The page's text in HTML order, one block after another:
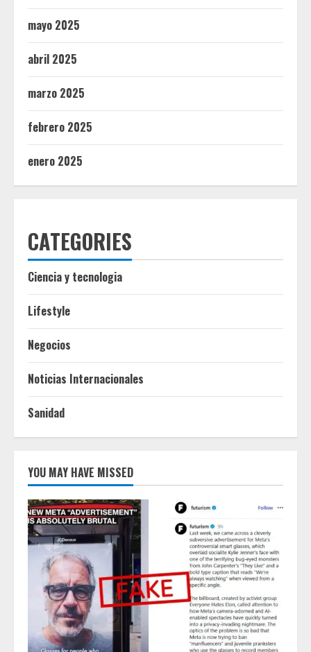
mayo 2025
abril 2025
marzo 2025
febrero 2025
enero 2025
CATEGORIES
Ciencia y tecnologia
Lifestyle
Negocios
Noticias Internacionales
Sanidad
YOU MAY HAVE MISSED